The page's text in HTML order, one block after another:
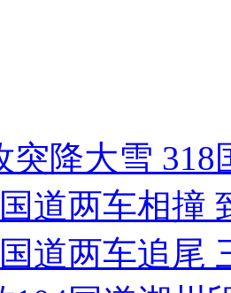
翻车
突降大雪 318
道两车相撞
道两车追尾